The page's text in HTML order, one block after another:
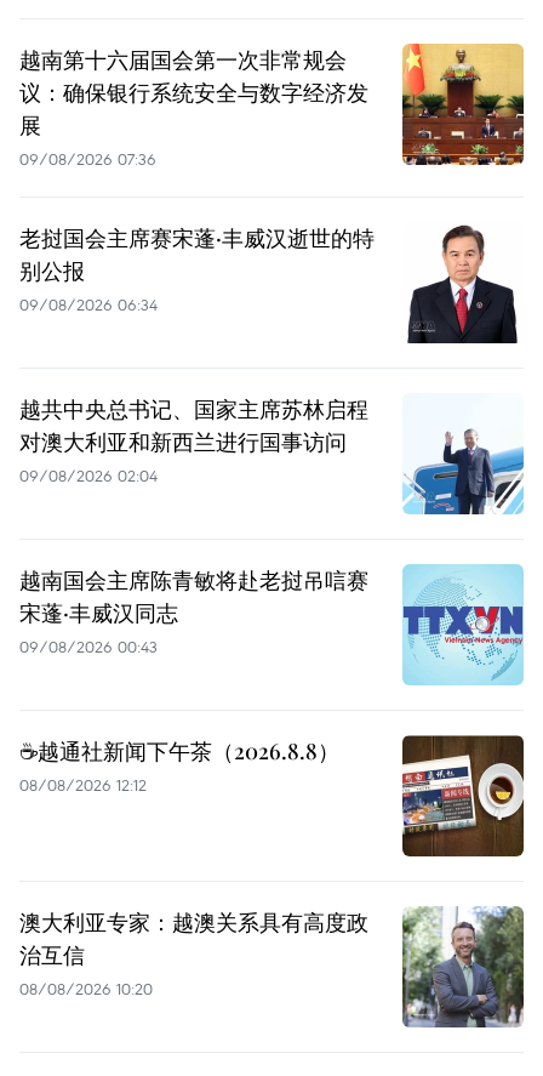
越南第十六届国会第一次非常规会
议：确保银行系统安全与数字经济发
展
09/08/2026 07:36
老挝国会主席赛宋蓬·丰威汉逝世的特
别公报
09/08/2026 06:34
越共中央总书记、国家主席苏林启程
对澳大利亚和新西兰进行国事访问
09/08/2026 02:04
越南国会主席陈青敏将赴老挝吊唁赛
宋蓬·丰威汉同志
09/08/2026 00:43
☕️越通社新闻下午茶（2026.8.8）
08/08/2026 12:12
澳大利亚专家：越澳关系具有高度政
治互信
08/08/2026 10:20